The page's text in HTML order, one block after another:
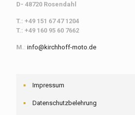
D- 48720 Rosendahl
T.: +49 151 67 47 1204
T.: +49 160 95 60 7662
M.: info@kirchhoff-moto.de
Impressum
Datenschutzbelehrung